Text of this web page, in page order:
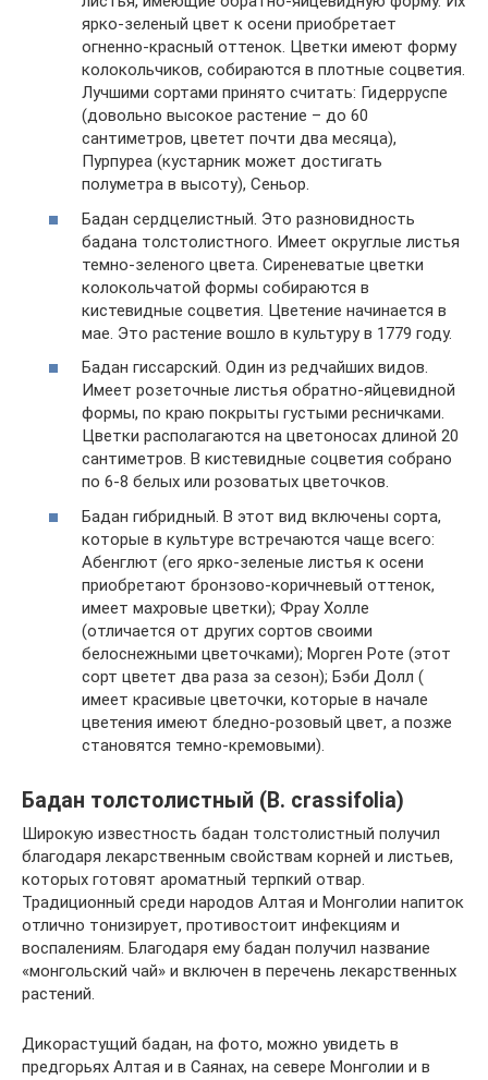
ярко-зеленый цвет к осени приобретает
огненно-красный оттенок. Цветки имеют форму
колокольчиков, собираются в плотные соцветия.
Лучшими сортами принято считать: Гидерруспе
(довольно высокое растение – до 60
сантиметров, цветет почти два месяца),
Пурпуреа (кустарник может достигать
полуметра в высоту), Сеньор.
Бадан сердцелистный. Это разновидность
бадана толстолистного. Имеет округлые листья
темно-зеленого цвета. Сиреневатые цветки
колокольчатой формы собираются в
кистевидные соцветия. Цветение начинается в
мае. Это растение вошло в культуру в 1779 году.
Бадан гиссарский. Один из редчайших видов.
Имеет розеточные листья обратно-яйцевидной
формы, по краю покрыты густыми ресничками.
Цветки располагаются на цветоносах длиной 20
сантиметров. В кистевидные соцветия собрано
по 6-8 белых или розоватых цветочков.
Бадан гибридный. В этот вид включены сорта,
которые в культуре встречаются чаще всего:
Абенглют (его ярко-зеленые листья к осени
приобретают бронзово-коричневый оттенок,
имеет махровые цветки); Фрау Холле
(отличается от других сортов своими
белоснежными цветочками); Морген Роте (этот
сорт цветет два раза за сезон); Бэби Долл (
имеет красивые цветочки, которые в начале
цветения имеют бледно-розовый цвет, а позже
становятся темно-кремовыми).
Бадан толстолистный (В. crassifolia)
Широкую известность бадан толстолистный получил
благодаря лекарственным свойствам корней и листьев,
которых готовят ароматный терпкий отвар.
Традиционный среди народов Алтая и Монголии напиток
отлично тонизирует, противостоит инфекциям и
воспалениям. Благодаря ему бадан получил название
«монгольский чай» и включен в перечень лекарственных
растений.
Дикорастущий бадан, на фото, можно увидеть в
предгорьях Алтая и в Саянах, на севере Монголии и в